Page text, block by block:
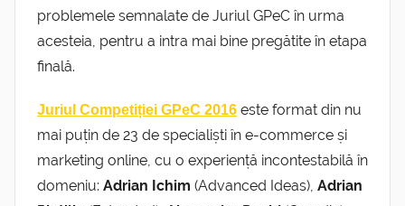
problemele semnalate de Juriul GPeC în urma
acesteia, pentru a intra mai bine pregătite în etapa
finală.
Juriul Competiției GPeC 2016 este format din nu
mai puțin de 23 de specialiști în e-commerce și
marketing online, cu o experiență incontestabilă în
domeniu: Adrian Ichim (Advanced Ideas), Adrian